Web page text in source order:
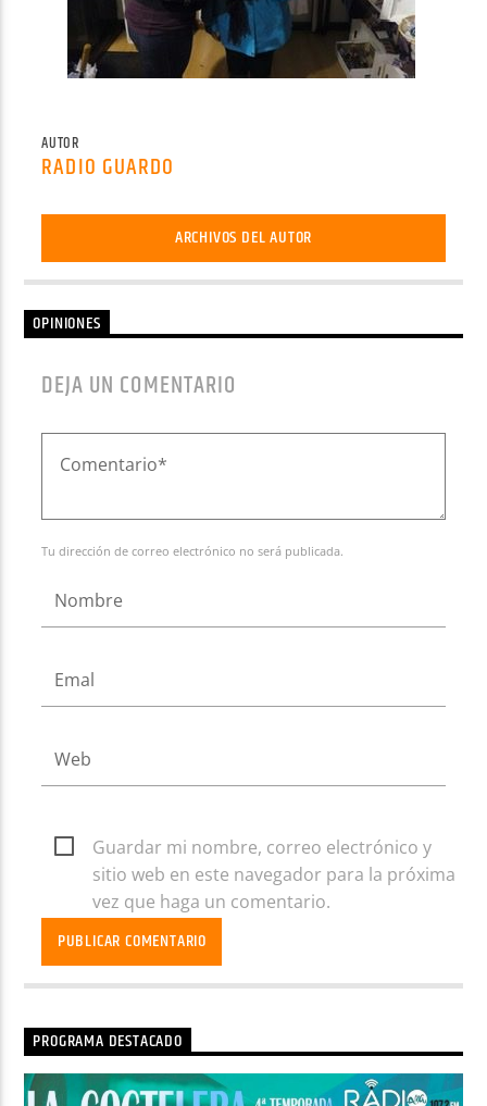
AUTOR
RADIO GUARDO
ARCHIVOS DEL AUTOR
OPINIONES
DEJA UN COMENTARIO
Tu dirección de correo electrónico no será publicada.
Guardar mi nombre, correo electrónico y
sitio web en este navegador para la próxima
vez que haga un comentario.
PROGRAMA DESTACADO